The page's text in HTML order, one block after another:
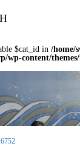
$cat_id in /home/
wp-content/